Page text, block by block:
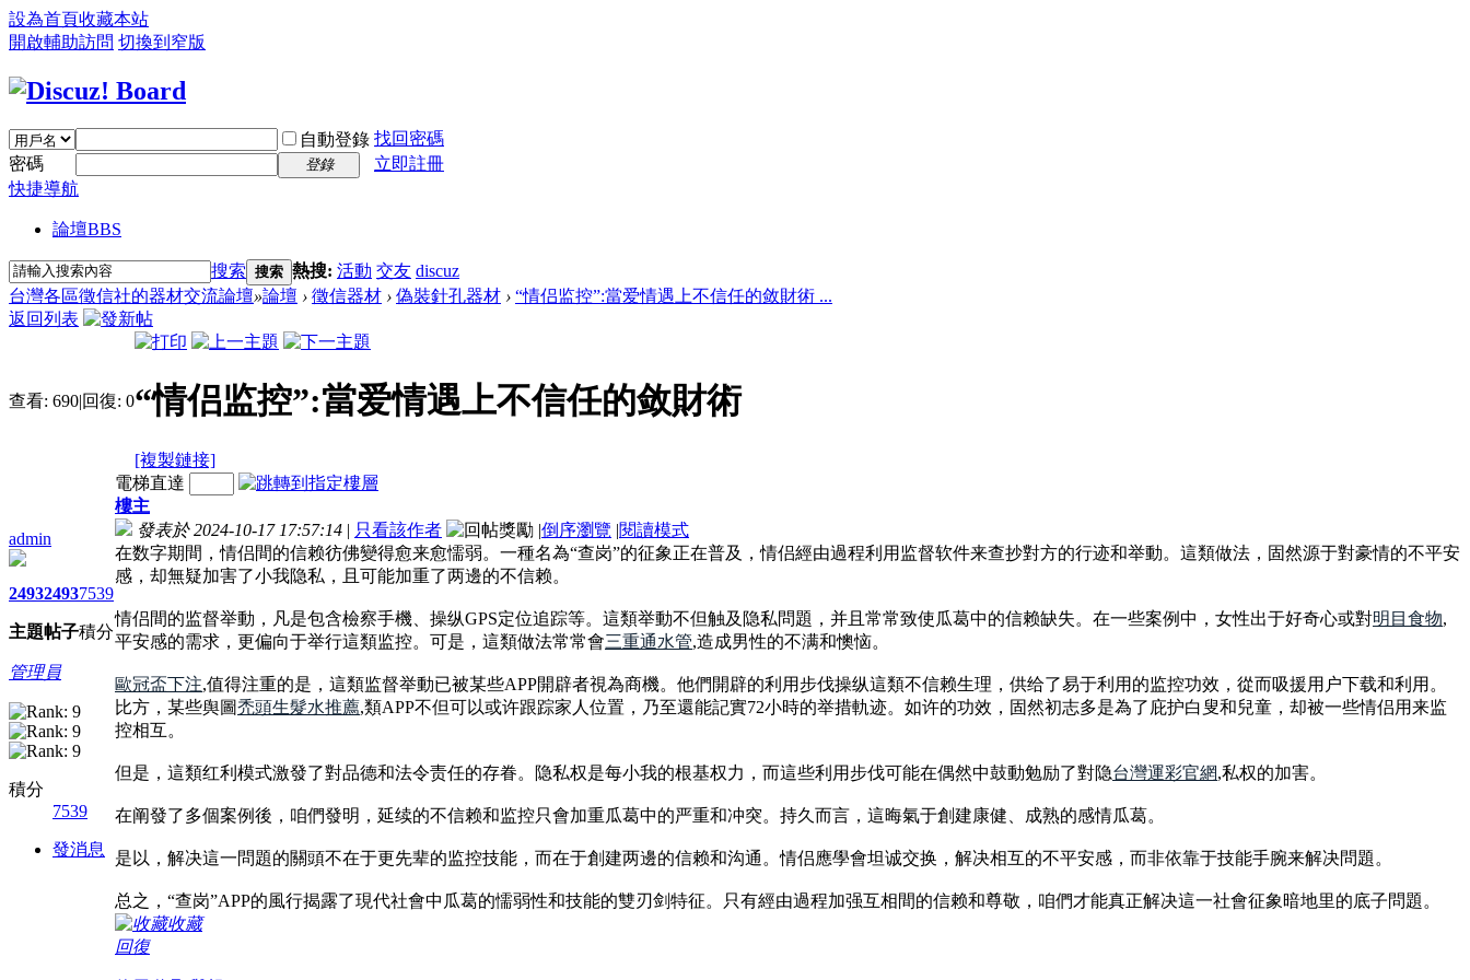
設為首頁收藏本站
開啟輔助訪問 切換到窄版
自動登錄 找回密碼
密碼
登錄
立即註冊
快捷導航
論壇BBS
搜索 搜索 熱搜: 活動 交友 discuz
台灣各區徵信社的器材交流論壇»論壇 › 徵信器材 › 偽裝針孔器材 › “情侣监控”:當爱情遇上不信任的敛財術 ...
返回列表
查看: 690|回復: 0“情侣监控”:當爱情遇上不信任的敛財術
[複製鏈接]
admin
2493
主題
2493
帖子
7539
積分
管理員
積分
7539
發消息
電梯直達
樓主
發表於 2024-10-17 17:57:14 | 只看該作者 |倒序瀏覽 |閱讀模式
在数字期間，情侣間的信赖彷佛變得愈来愈懦弱。一種名為“查岗”的征象正在普及，情侣經由過程利用监督软件来查抄對方的行迹和举動。這類做法，固然源于對豪情的不平安
感，却無疑加害了小我隐私，且可能加重了两邊的不信赖。
情侣間的监督举動，凡是包含檢察手機、操纵GPS定位追踪等。這類举動不但触及隐私問題，并且常常致使瓜葛中的信赖缺失。在一些案例中，女性出于好奇心或對明目食物,
平安感的需求，更偏向于举行這類监控。可是，這類做法常常會三重通水管,造成男性的不满和懊恼。
歐冠盃下注,值得注重的是，這類监督举動已被某些APP開辟者視為商機。他們開辟的利用步伐操纵這類不信赖生理，供给了易于利用的监控功效，從而吸援用户下载和利用。
比方，某些舆圖禿頭生髮水推薦,類APP不但可以或许跟踪家人位置，乃至還能記實72小時的举措軌迹。如许的功效，固然初志多是為了庇护白叟和兒童，却被一些情侣用来监
控相互。
但是，這類红利模式激發了對品德和法令责任的存眷。隐私权是每小我的根基权力，而這些利用步伐可能在偶然中鼓動勉励了對隐台灣運彩官網,私权的加害。
在阐發了多個案例後，咱們發明，延续的不信赖和监控只會加重瓜葛中的严重和冲突。持久而言，這晦氣于創建康健、成熟的感情瓜葛。
是以，解决這一問題的關頭不在于更先辈的监控技能，而在于創建两邊的信赖和沟通。情侣應學會坦诚交换，解决相互的不平安感，而非依靠于技能手腕来解决問題。
总之，“查岗”APP的風行揭露了現代社會中瓜葛的懦弱性和技能的雙刃剑特征。只有經由過程加强互相間的信赖和尊敬，咱們才能真正解决這一社會征象暗地里的底子問題。
收藏
回復